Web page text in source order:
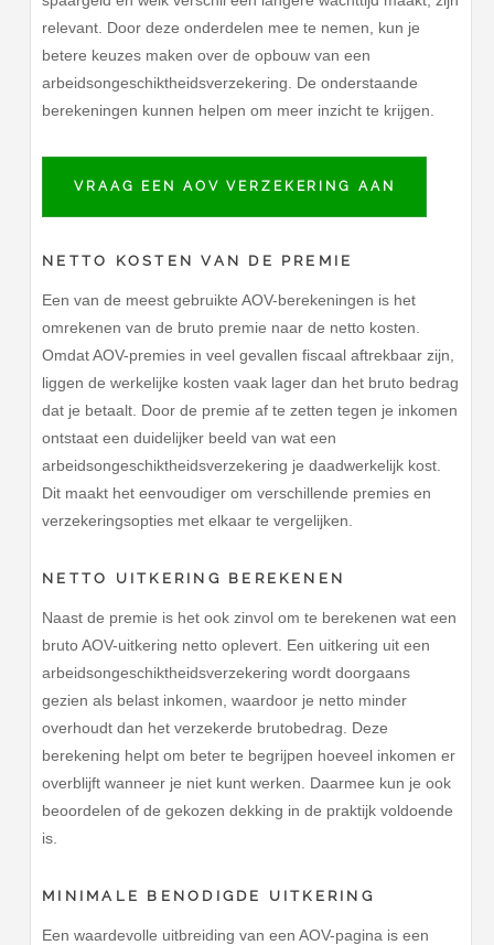
relevant. Door deze onderdelen mee te nemen, kun je
betere keuzes maken over de opbouw van een
arbeidsongeschiktheidsverzekering. De onderstaande
berekeningen kunnen helpen om meer inzicht te krijgen.
VRAAG EEN AOV VERZEKERING AAN
NETTO KOSTEN VAN DE PREMIE
Een van de meest gebruikte AOV-berekeningen is het
omrekenen van de bruto premie naar de netto kosten.
Omdat AOV-premies in veel gevallen fiscaal aftrekbaar zijn,
liggen de werkelijke kosten vaak lager dan het bruto bedrag
dat je betaalt. Door de premie af te zetten tegen je inkomen
ontstaat een duidelijker beeld van wat een
arbeidsongeschiktheidsverzekering je daadwerkelijk kost.
Dit maakt het eenvoudiger om verschillende premies en
verzekeringsopties met elkaar te vergelijken.
NETTO UITKERING BEREKENEN
Naast de premie is het ook zinvol om te berekenen wat een
bruto AOV-uitkering netto oplevert. Een uitkering uit een
arbeidsongeschiktheidsverzekering wordt doorgaans
gezien als belast inkomen, waardoor je netto minder
overhoudt dan het verzekerde brutobedrag. Deze
berekening helpt om beter te begrijpen hoeveel inkomen er
overblijft wanneer je niet kunt werken. Daarmee kun je ook
beoordelen of de gekozen dekking in de praktijk voldoende
is.
MINIMALE BENODIGDE UITKERING
Een waardevolle uitbreiding van een AOV-pagina is een